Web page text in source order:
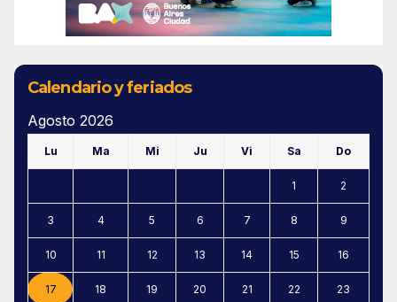
Calendario y feriados
Agosto 2026
Lu Ma Mi Ju Vi Sa Do
1 2
3 4 5 6 7 8 9
10 11 12 13 14 15 16
17 18 19 20 21 22 23